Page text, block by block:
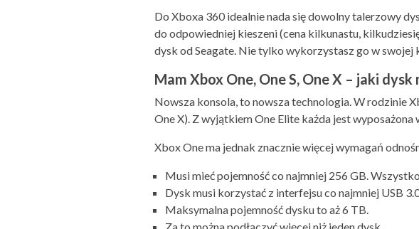
Do Xboxa 360 idealnie nada się dowolny talerzowy
do odpowiedniej kieszeni (cena kilkunastu,
dysk od Seagate. Nie tylko wykorzystasz go w swojej
Mam Xbox One, One S, One X – jaki dysk
Nowsza konsola, to nowsza technologia. W rodzinie
One X). Z wyjątkiem One Elite każda jest
Xbox One ma jednak znacznie więcej wymagań
Musi mieć pojemność co najmniej 256 GB.
Dysk musi korzystać z interfejsu co najmniej USB
Maksymalna pojemność dysku to aż 6 TB.
Za to można podłączyć więcej niż jeden dysk.